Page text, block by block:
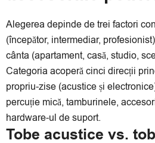
Alegerea depinde de trei factori
(începător, intermediar,
cânta (apartament, casă, studio,
Categoria acoperă cinci direcții
propriu-zise (acustice și
percuție mică, tamburinele,
hardware-ul de suport.
Tobe acustice vs.